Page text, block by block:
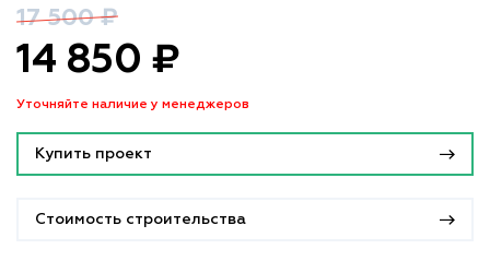
17 500 ₽
14 850 ₽
Уточняйте наличие у менеджеров
Купить проект
Стоимость строительства